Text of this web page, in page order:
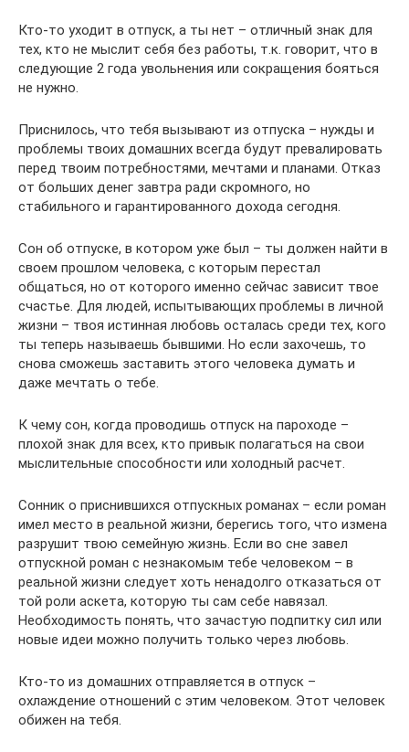
Кто-то уходит в отпуск, а ты нет – отличный знак для
тех, кто не мыслит себя без работы, т.к. говорит, что в
следующие 2 года увольнения или сокращения бояться
не нужно.
Приснилось, что тебя вызывают из отпуска – нужды и
проблемы твоих домашних всегда будут превалировать
перед твоим потребностями, мечтами и планами. Отказ
от больших денег завтра ради скромного, но
стабильного и гарантированного дохода сегодня.
Сон об отпуске, в котором уже был – ты должен найти в
своем прошлом человека, с которым перестал
общаться, но от которого именно сейчас зависит твое
счастье. Для людей, испытывающих проблемы в личной
жизни – твоя истинная любовь осталась среди тех, кого
ты теперь называешь бывшими. Но если захочешь, то
снова сможешь заставить этого человека думать и
даже мечтать о тебе.
К чему сон, когда проводишь отпуск на пароходе –
плохой знак для всех, кто привык полагаться на свои
мыслительные способности или холодный расчет.
Сонник о приснившихся отпускных романах – если роман
имел место в реальной жизни, берегись того, что измена
разрушит твою семейную жизнь. Если во сне завел
отпускной роман с незнакомым тебе человеком – в
реальной жизни следует хоть ненадолго отказаться от
той роли аскета, которую ты сам себе навязал.
Необходимость понять, что зачастую подпитку сил или
новые идеи можно получить только через любовь.
Кто-то из домашних отправляется в отпуск –
охлаждение отношений с этим человеком. Этот человек
обижен на тебя.